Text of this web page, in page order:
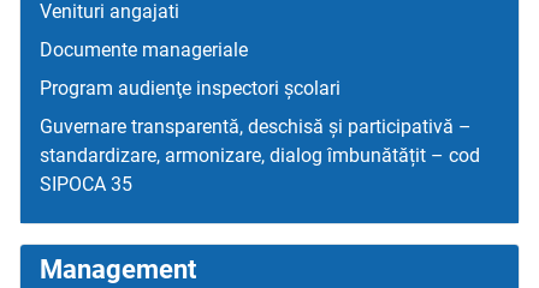
Venituri angajati
Documente manageriale
Program audienţe inspectori școlari
Guvernare transparentă, deschisă și participativă –
standardizare, armonizare, dialog îmbunătățit – cod
SIPOCA 35
Management